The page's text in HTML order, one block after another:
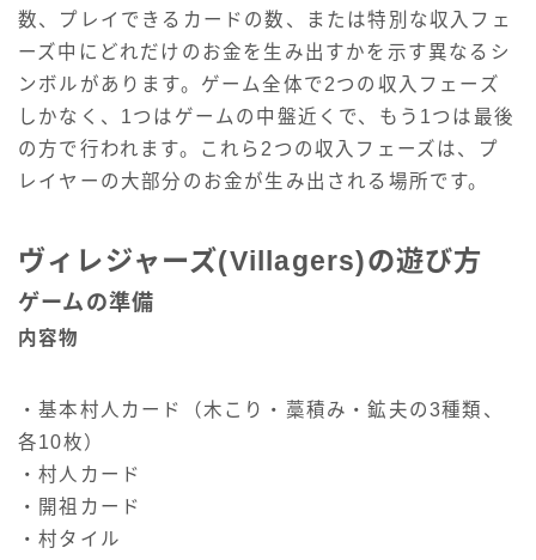
数、プレイできるカードの数、または特別な収入フェ
ーズ中にどれだけのお金を生み出すかを示す異なるシ
ンボルがあります。ゲーム全体で2つの収入フェーズ
しかなく、1つはゲームの中盤近くで、もう1つは最後
の方で行われます。これら2つの収入フェーズは、プ
レイヤーの大部分のお金が生み出される場所です。
ヴィレジャーズ(Villagers)の遊び方
ゲームの準備
内容物
・基本村人カード（木こり・藁積み・鉱夫の3種類、
各10枚）
・村人カード
・開祖カード
・村タイル